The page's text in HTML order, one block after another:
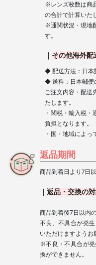
返品期間
商品到着日より7日
返品 ・ 交換の
商品到着後7日以内
不良、不具合が発
いただけますようお
※不良・不具合が
換ができません。
※レンズ枚数は商
の合計で計算いた
※通関状況・現地
す。
その他海外配
◆ 配送方法：日本
◆ 送料：日本郵便
ご注文内容・配送
たします。
・関税・輸入税
負担となります。
・国・地域によっ